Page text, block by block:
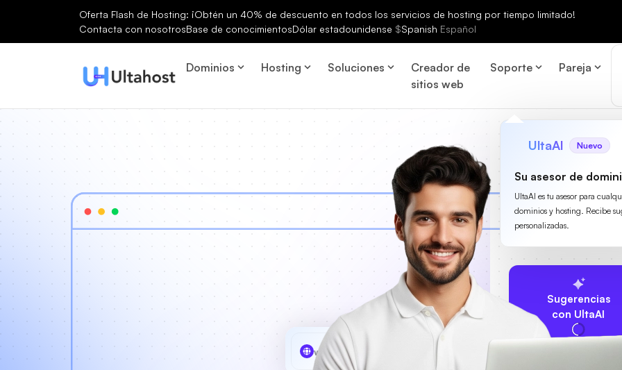
Oferta Flash de Hosting: ¡Obtén un 40% de descuento en todos los servicios de hosting por tiempo limitado!
Contacta con nosotrosBase de conocimientosDólar estadounidense $Spanish Español
Dominios Hosting Soluciones
Creador de
sitios web
Soporte Pareja
UltaAI Nuevo
Su asesor de
UltaAI es tu asesor para
dominios y hosting. Recibe
personalizadas.
Sugerencias
con UltaAI
www MyCafe